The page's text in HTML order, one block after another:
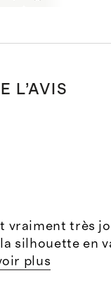
L’AVIS
vraiment très
silhouette en
plus